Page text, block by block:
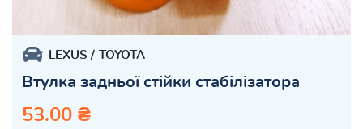
LEXUS TOYOTA
Втулка задньої стійки стабілізатора
53.00 ₴